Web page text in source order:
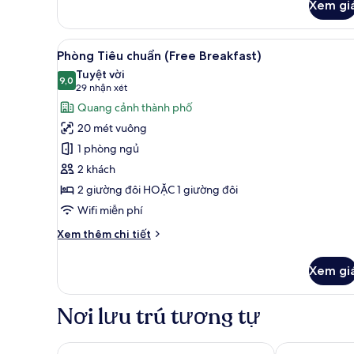
khuyết
tật
(Free
Breakfast)
chuẩn,
giường
phù
hợp
cho
người
khuyết
tật
(Free
Xem
Xem
tất
cả
ảnh
Phòng
Tiêu
chuẩn
(Free
Breakfast)
Bộ đồ giường cao cấp, két
7
Phòng Tiêu chuẩn (Free Breakfast)
9,09,0 trên 10
Tuyệt vời
29 nhận xét
(29
nhận
xét)
Quang cảnh thành phố
20 mét vuông
1 phòng ngủ
2 khách
2 giường đôi HOẶC 1 giường đôi
Wifi miễn phí
Xem thêm chi tiết
Chi
Phòng
chuẩn
Breakfast)
Xem
Nơi lưu trú tương tự
Hotel Primus Valencia HQ Arena